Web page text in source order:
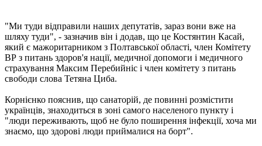
"Ми туди відправили наших депутатів, зараз вони вже на
шляху туди", - зазначив він і додав, що це Костянтин Касай,
який є мажоритарником з Полтавської області, член Комітету
ВР з питань здоров'я нації, медичної допомоги і медичного
страхування Максим Перебийніс і член комітету з питань
свободи слова Тетяна Циба.
Корнієнко пояснив, що санаторій, де повинні розмістити
українців, знаходиться в зоні самого населеного пункту і
"люди переживають, щоб не було поширення інфекції, хоча ми
знаємо, що здорові люди приймалися на борт".